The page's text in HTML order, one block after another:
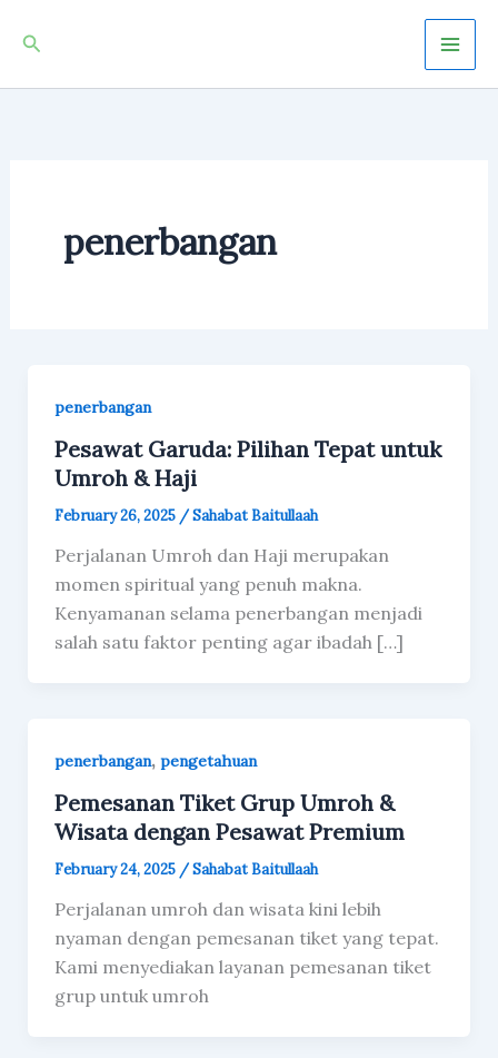
Search
penerbangan
penerbangan
Pesawat Garuda: Pilihan Tepat untuk
Umroh & Haji
February 26, 2025 /Sahabat Baitullaah
Perjalanan Umroh dan Haji merupakan
momen spiritual yang penuh makna.
Kenyamanan selama penerbangan menjadi
salah satu faktor penting agar ibadah […]
penerbangan, pengetahuan
Pemesanan Tiket Grup Umroh &
Wisata dengan Pesawat Premium
February 24, 2025 /Sahabat Baitullaah
Perjalanan umroh dan wisata kini lebih
nyaman dengan pemesanan tiket yang tepat.
Kami menyediakan layanan pemesanan tiket
grup untuk umroh